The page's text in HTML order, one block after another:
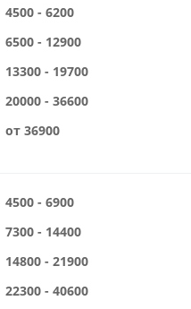
4500 - 6200
6500 - 12900
13300 - 19700
20000 - 36600
от 36900
4500 - 6900
7300 - 14400
14800 - 21900
22300 - 40600